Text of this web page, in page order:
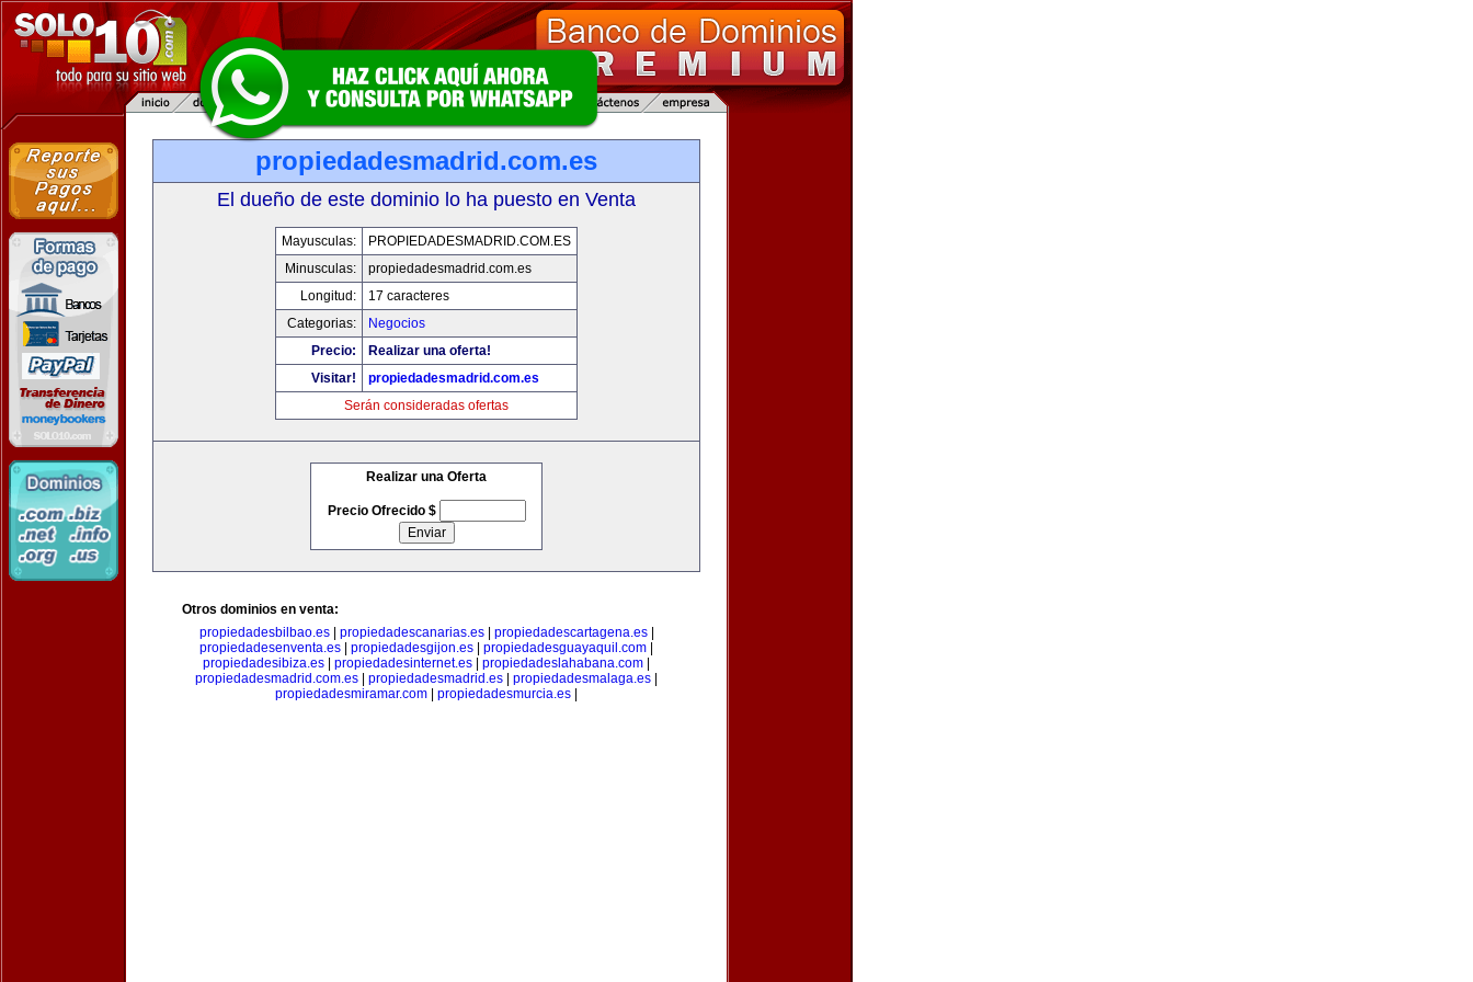
propiedadesmadrid.com.es
El dueño de este dominio lo ha puesto en Venta
Mayusculas:
PROPIEDADESMADRID.COM.ES
Minusculas:
propiedadesmadrid.com.es
Longitud:
17 caracteres
Categorias:
Negocios
Precio:
Realizar una oferta!
Visitar!
propiedadesmadrid.com.es
Serán consideradas ofertas
Realizar una Oferta
Precio Ofrecido $
Otros dominios en venta:
propiedadesbilbao.es| propiedadescanarias.es| propiedadescartagena.es|
propiedadesenventa.es
propiedadesgijon.es propiedadesguayaquil.com
propiedadesibiza.es
propiedadesinternet.es propiedadeslahabana.com
propiedadesmadrid.com.es
propiedadesmadrid.es propiedadesmalaga.es
propiedadesmiramar.com
propiedadesmurcia.es